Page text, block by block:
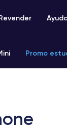
Promo